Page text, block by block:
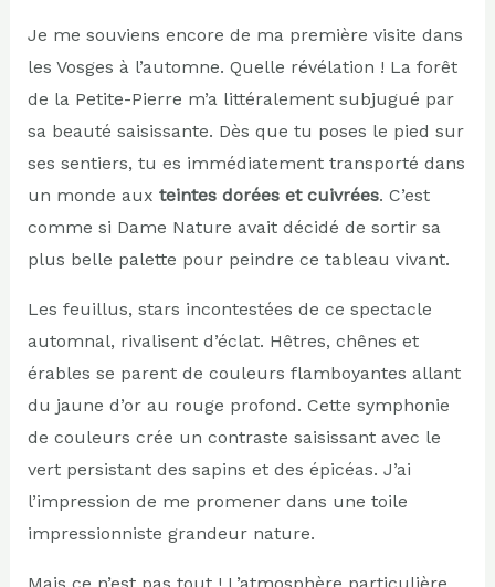
Je me souviens encore de ma première visite dans
les Vosges à l’automne. Quelle révélation ! La forêt
de la Petite-Pierre m’a littéralement subjugué par
sa beauté saisissante. Dès que tu poses le pied sur
ses sentiers, tu es immédiatement transporté dans
un monde aux teintes dorées et cuivrées. C’est
comme si Dame Nature avait décidé de sortir sa
plus belle palette pour peindre ce tableau vivant.
Les feuillus, stars incontestées de ce spectacle
automnal, rivalisent d’éclat. Hêtres, chênes et
érables se parent de couleurs flamboyantes allant
du jaune d’or au rouge profond. Cette symphonie
de couleurs crée un contraste saisissant avec le
vert persistant des sapins et des épicéas. J’ai
l’impression de me promener dans une toile
impressionniste grandeur nature.